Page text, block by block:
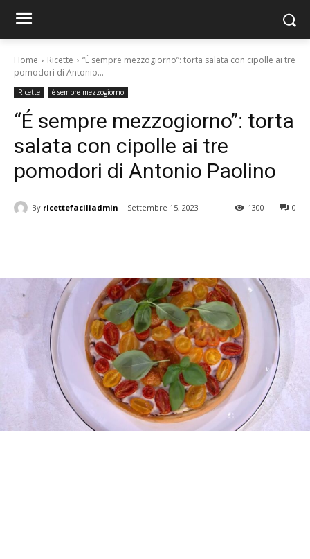
Home Ricette
“É sempre mezzogiorno”: torta salata con cipolle ai tre
pomodori di Antonio...
Ricette è sempre mezzogiorno
“É sempre mezzogiorno”: torta
salata con cipolle ai tre
pomodori di Antonio Paolino
By ricettefaciliadmin Settembre 15, 2023 0
1300